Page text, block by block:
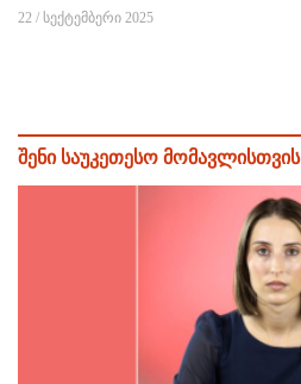
22 / სექტემბერი 2025
შენი საუკეთესო მომავლისთვის